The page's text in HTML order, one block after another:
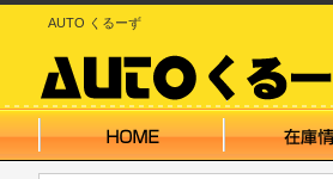
AUTO くるーず